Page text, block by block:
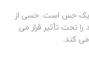
یک حس است. حسی از
تحت‌ تأثیر قرار می‌
کند.